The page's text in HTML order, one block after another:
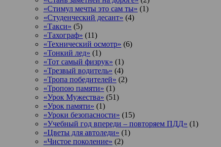
«Стимул мечты это сам ты» (1)
«Студенческий десант» (4)
«Такси» (5)
«Тахограф» (11)
«Технический осмотр» (6)
«Тонкий лед» (1)
«Тот самый физрук» (1)
«Трезвый водитель» (4)
«Тропа победителей» (2)
«Тропою памяти» (1)
«Урок Мужества» (51)
«Урок памяти» (1)
«Уроки безопасности» (15)
«Учебный год впереди – повторяем ПДД» (1)
«Цветы для автоледи» (1)
«Чистое поколение» (2)